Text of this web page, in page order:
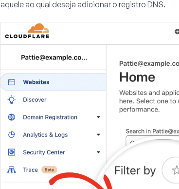
aquele ao qual deseja adicionar o registro DNS.